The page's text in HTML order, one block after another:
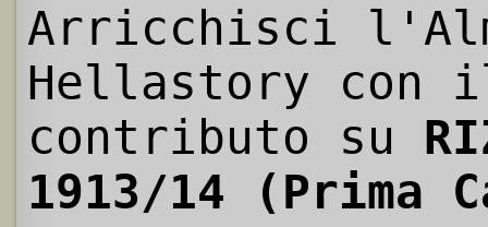
Arricchisci
Hellastory con
contributo su
1913/14 (Prima